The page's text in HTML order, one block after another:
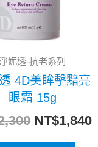
妮透-抗老系列
4D美眸擊黯亮
眼霜 15g
NT$1,840